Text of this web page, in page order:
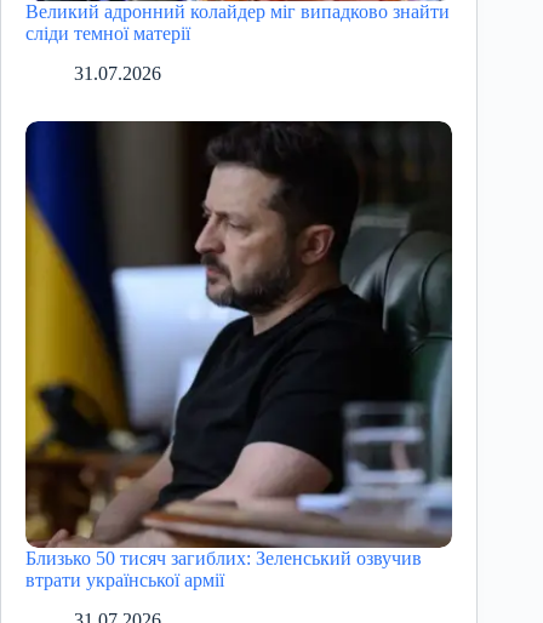
Великий адронний колайдер міг випадково знайти
сліди темної матерії
31.07.2026
Близько 50 тисяч загиблих: Зеленський озвучив
втрати української армії